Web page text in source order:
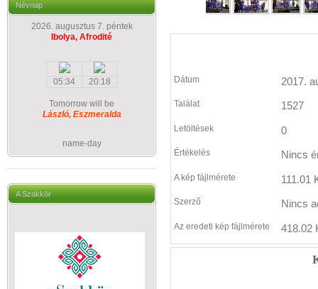
Névnap
2026. augusztus 7. péntek
Ibolya, Afrodité
05:34 20:18
Tomorrow will be
László, Eszmeralda
name-day
A Szakkör
Dátum 2017.
Találat 1527
Letöltések 0
Értékelés Nincs
A kép fájlmérete 111.01
Szerző Nincs
Az eredeti kép fájlmérete 418.02